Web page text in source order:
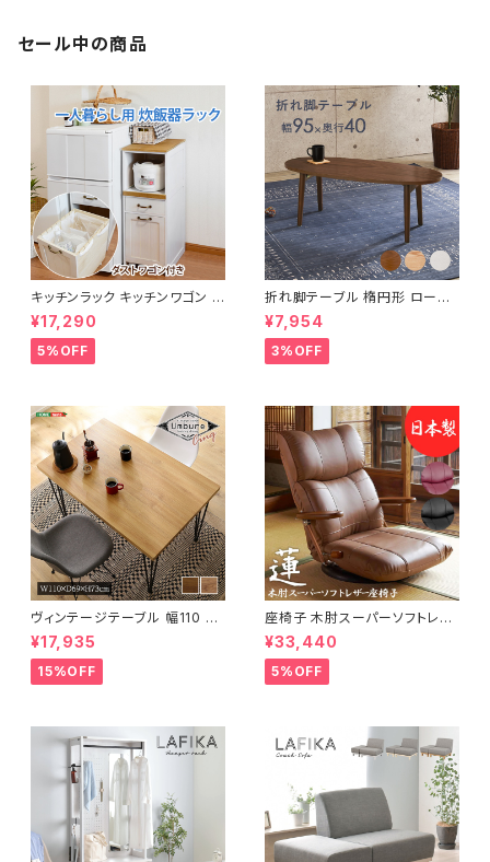
セール中の商品
キッチンラック キッチンワゴン キ
ャスター付き 収納ラック 一人暮
らし スリムキッチンラック 幅30
cm 完成品
¥17,290
5%OFF
折れ脚テーブル 楕円形 ローテ
ーブル センターテーブル リビン
グテーブル 天然木 幅95 3色展
開
¥7,954
3%OFF
ヴィンテージテーブル 幅110 ダ
イニングテーブル リビングテー
ブル サイドテーブル 新生活 模
様替え
¥17,935
15%OFF
座椅子 木肘スーパーソフトレザ
ー座椅子 リクライニング回転座
椅子 座椅子 父の日 敬老の日
プレゼント 完成品
¥33,440
5%OFF